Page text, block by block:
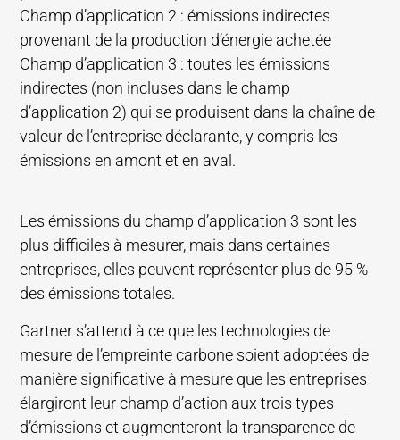
Champ d’application 2 : émissions indirectes
provenant de la production d’énergie achetée
Champ d’application 3 : toutes les émissions
indirectes (non incluses dans le champ
d’application 2) qui se produisent dans la chaîne de
valeur de l’entreprise déclarante, y compris les
émissions en amont et en aval.
Les émissions du champ d’application 3 sont les
plus difficiles à mesurer, mais dans certaines
entreprises, elles peuvent représenter plus de 95 %
des émissions totales.
Gartner s’attend à ce que les technologies de
mesure de l’empreinte carbone soient adoptées de
manière significative à mesure que les entreprises
élargiront leur champ d’action aux trois types
d’émissions et augmenteront la transparence de